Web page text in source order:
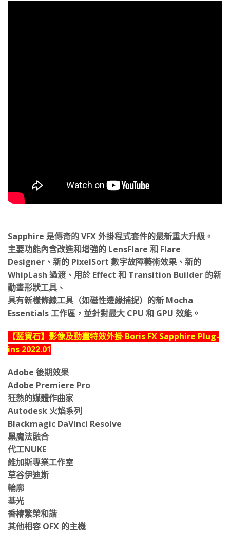
Sapphire 是傳奇的 VFX 外掛程式套件的最新重大升級。
主要功能內含改進和增強的 LensFlare 和 Flare
Designer、新的 PixelSort 數字故障藝術效果、新的
WhipLash 過渡、用於 Effect 和 Transition Builder 的新
動畫形狀工具、
具有新樣條線工具（如磁性邊緣捕捉）的新 Mocha
Essentials 工作區，並針對最大 CPU 和 GPU 效能。
【藍寶石】影像及動畫特效外掛 Boris FX Sapphire Plug-
ins 2022.01
Adobe 後期效果
Adobe Premiere Pro
狂熱的媒體作曲家
Autodesk 火焰系列
Blackmagic DaVinci Resolve
黑魔法融合
代工NUKE
維加斯專業工作室
草谷伊迪斯
輪廓
基光
香椿繁榮和諧
其他相容 OFX 的主機